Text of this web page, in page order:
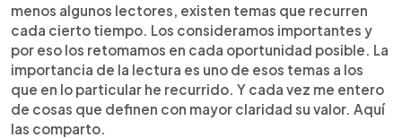
menos algunos lectores, existen temas que recurren
cada cierto tiempo. Los consideramos importantes y
por eso los retomamos en cada oportunidad posible. La
importancia de la lectura es uno de esos temas a los
que en lo particular he recurrido. Y cada vez me entero
de cosas que definen con mayor claridad su valor. Aquí
las comparto.